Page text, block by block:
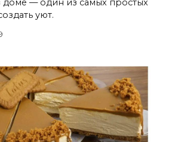
доме — один из самых простых
уют.